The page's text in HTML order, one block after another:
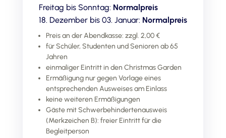
Freitag bis Sonntag: Normalpreis
18. Dezember bis 03. Januar: Normalpreis
Preis an der Abendkasse: zzgl. 2,00 €
für Schüler, Studenten und Senioren ab 65
Jahren
einmaliger Eintritt in den Christmas Garden
Ermäßigung nur gegen Vorlage eines
entsprechenden Ausweises am Einlass
keine weiteren Ermäßigungen
Gäste mit Schwerbehindertenausweis
(Merkzeichen B): freier Eintritt für die
Begleitperson